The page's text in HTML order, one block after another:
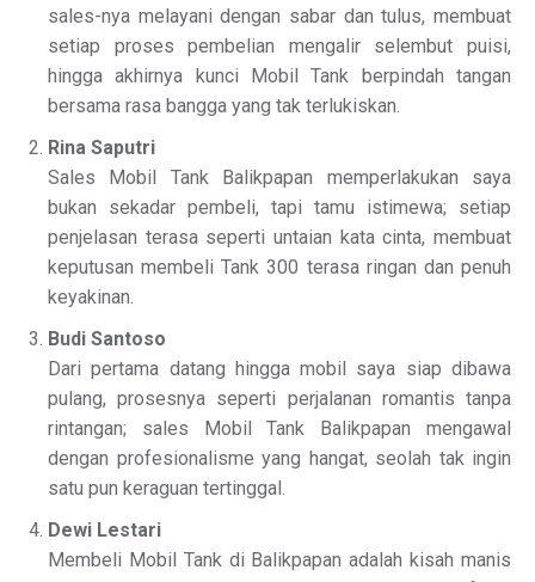
sales-nya melayani dengan sabar dan tulus, membuat
setiap proses pembelian mengalir selembut puisi,
hingga akhirnya kunci Mobil Tank berpindah tangan
bersama rasa bangga yang tak terlukiskan.
Rina Saputri
Sales Mobil Tank Balikpapan memperlakukan saya
bukan sekadar pembeli, tapi tamu istimewa; setiap
penjelasan terasa seperti untaian kata cinta, membuat
keputusan membeli Tank 300 terasa ringan dan penuh
keyakinan.
Budi Santoso
Dari pertama datang hingga mobil saya siap dibawa
pulang, prosesnya seperti perjalanan romantis tanpa
rintangan; sales Mobil Tank Balikpapan mengawal
dengan profesionalisme yang hangat, seolah tak ingin
satu pun keraguan tertinggal.
Dewi Lestari
Membeli Mobil Tank di Balikpapan adalah kisah manis